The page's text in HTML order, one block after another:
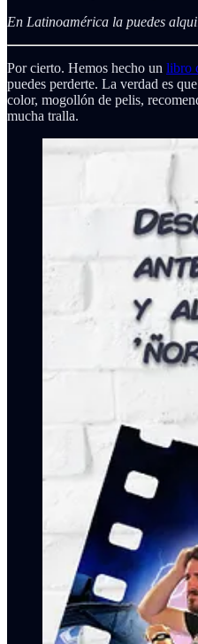
En Latinoamérica la puedes
Por cierto. Hemos hecho un libro
puedes perderte. La verdad es
color, mogollón de pelis,
mucha tralla.